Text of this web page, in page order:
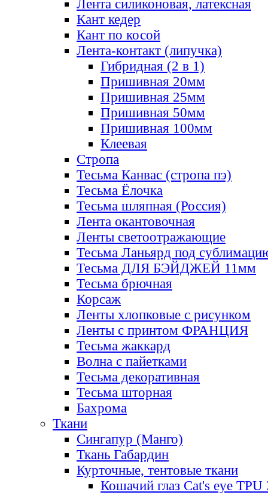
Лента силиконовая, латексная
Кант кедер
Кант по косой
Лента-контакт (липучка)
Гибридная (2 в 1)
Пришивная 20мм
Пришивная 25мм
Пришивная 50мм
Пришивная 100мм
Клеевая
Стропа
Тесьма Канвас (стропа пэ)
Тесьма Ёлочка
Тесьма шляпная (Россия)
Лента окантовочная
Ленты светоотражающие
Тесьма Ланьярд под
Тесьма ДЛЯ БЭЙДЖЕЙ 11мм
Тесьма брючная
Корсаж
Ленты хлопковые с рисунком
Ленты с принтом ФРАНЦИЯ
Тесьма жаккард
Волна с пайетками
Тесьма декоративная
Тесьма шторная
Бахрома
Ткани
Сингапур (Манго)
Ткань Габардин
Курточные, тентовые ткани
Кошачий глаз Cat's eye TPU